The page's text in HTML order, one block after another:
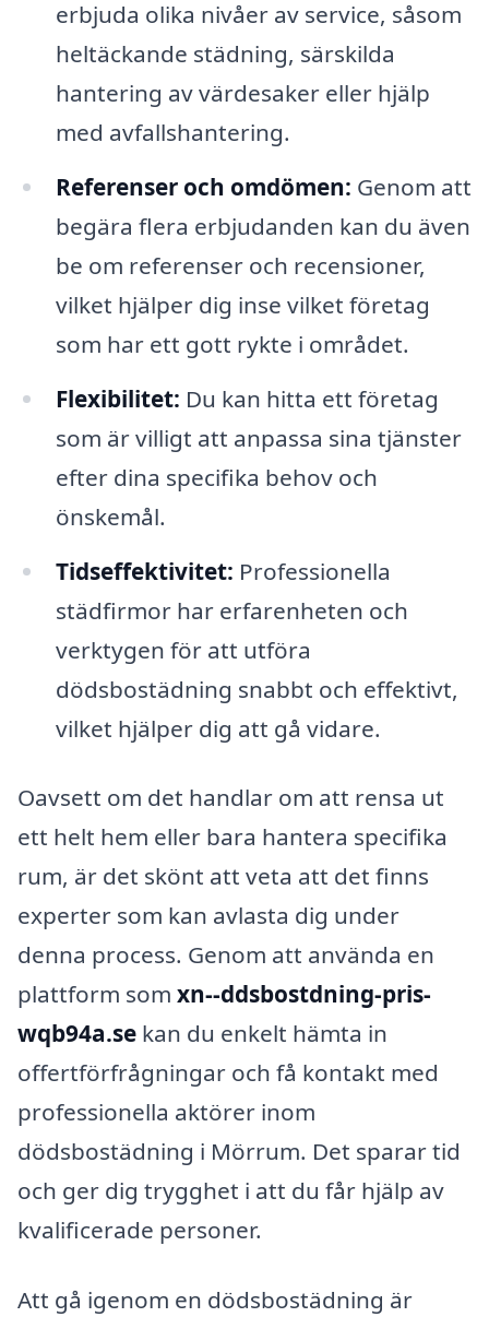
erbjuda olika nivåer av service, såsom
heltäckande städning, särskilda
hantering av värdesaker eller hjälp
med avfallshantering.
Referenser och omdömen: Genom att
begära flera erbjudanden kan du även
be om referenser och recensioner,
vilket hjälper dig inse vilket företag
som har ett gott rykte i området.
Flexibilitet: Du kan hitta ett företag
som är villigt att anpassa sina tjänster
efter dina specifika behov och
önskemål.
Tidseffektivitet: Professionella
städfirmor har erfarenheten och
verktygen för att utföra
dödsbostädning snabbt och effektivt,
vilket hjälper dig att gå vidare.
Oavsett om det handlar om att rensa ut
ett helt hem eller bara hantera specifika
rum, är det skönt att veta att det finns
experter som kan avlasta dig under
denna process. Genom att använda en
plattform som xn--ddsbostdning-pris-
wqb94a.se kan du enkelt hämta in
offertförfrågningar och få kontakt med
professionella aktörer inom
dödsbostädning i Mörrum. Det sparar tid
och ger dig trygghet i att du får hjälp av
kvalificerade personer.
Att gå igenom en dödsbostädning är